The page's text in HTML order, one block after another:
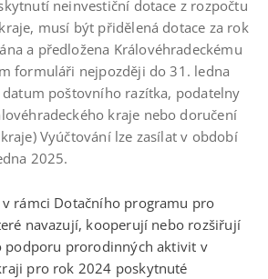
neinvestiční dotace z rozpočtu
musí být přidělená dotace za rok
a předložena Královéhradeckému
formuláři nejpozději do 31. ledna
poštovního razítka, podatelny
kraje nebo doručení
Vyúčtování lze zasílat v období
2025.
rámci Dotačního programu pro
navazují, kooperují nebo rozšiřují
podporu prorodinných aktivit v
pro rok 2024 poskytnuté